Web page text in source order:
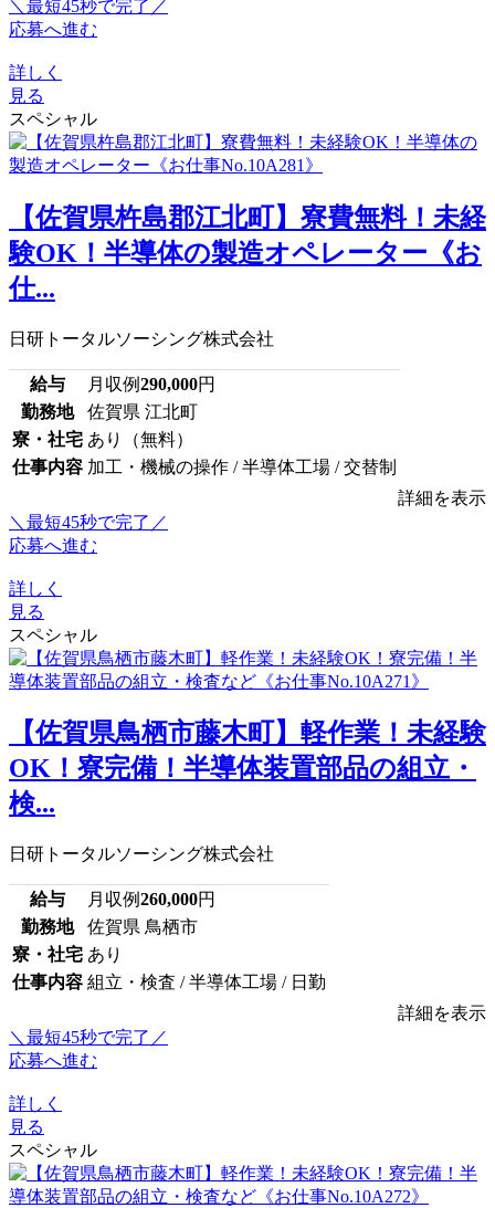
＼最短45秒で完了／
応募へ進む
詳しく
見る
スペシャル
【佐賀県杵島郡江北町】寮費無料！未経
験OK！半導体の製造オペレーター《お
仕...
日研トータルソーシング株式会社
給与 月収例290,000円
勤務地
佐賀県 江北町
寮・社宅 あり（無料）
仕事内容 加工・機械の操作 / 半導体工場 / 交替制
詳細を表示
＼最短45秒で完了／
応募へ進む
詳しく
見る
スペシャル
【佐賀県鳥栖市藤木町】軽作業！未経験
OK！寮完備！半導体装置部品の組立・
検...
日研トータルソーシング株式会社
給与 月収例260,000円
勤務地
佐賀県 鳥栖市
寮・社宅 あり
仕事内容 組立・検査 / 半導体工場 / 日勤
詳細を表示
＼最短45秒で完了／
応募へ進む
詳しく
見る
スペシャル